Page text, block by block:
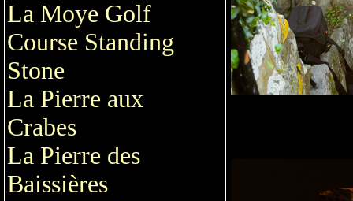
La Moye Golf
Course Standing
Stone
La Pierre aux
Crabes
La Pierre des
Baissières